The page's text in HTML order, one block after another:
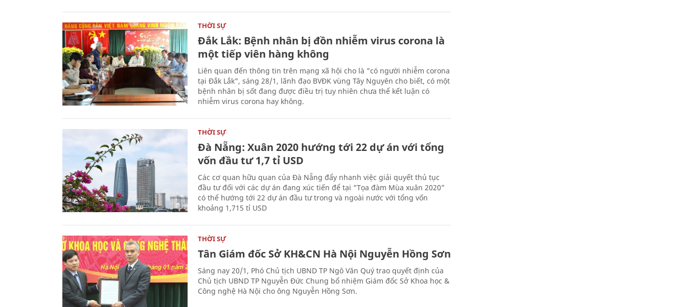
THỜI SỰ
Đắk Lắk: Bệnh nhân bị đồn nhiễm virus corona là
một tiếp viên hàng không
Liên quan đến thông tin trên mạng xã hội cho là "có người nhiễm corona
tại Đắk Lắk", sáng 28/1, lãnh đạo BVĐK vùng Tây Nguyên cho biết, có một
bệnh nhân bị sốt đang được điều trị tuy nhiên chưa thể kết luận có
nhiễm virus corona hay không.
THỜI SỰ
Đà Nẵng: Xuân 2020 hướng tới 22 dự án với tổng
vốn đầu tư 1,7 tỉ USD
Các cơ quan hữu quan của Đà Nẵng đẩy nhanh việc giải quyết thủ tục
đầu tư đối với các dự án đang xúc tiến để tại “Tọa đàm Mùa xuân 2020”
có thể hướng tới 22 dự án đầu tư trong và ngoài nước với tổng vốn
khoảng 1,715 tỉ USD
THỜI SỰ
Tân Giám đốc Sở KH&CN Hà Nội Nguyễn Hồng Sơn
Sáng nay 20/1, Phó Chủ tịch UBND TP Ngô Văn Quý trao quyết định của
Chủ tịch UBND TP Nguyễn Đức Chung bổ nhiệm Giám đốc Sở Khoa học &
Công nghệ Hà Nội cho ông Nguyễn Hồng Sơn.